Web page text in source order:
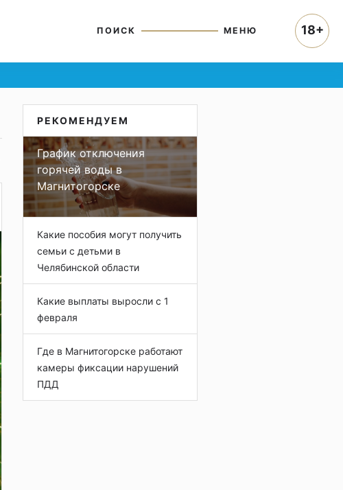
ПОИСК МЕНЮ
РЕКОМЕНДУЕМ
График отключения
горячей воды в
Магнитогорске
Какие пособия могут получить
семьи с детьми в
Челябинской области
Какие выплаты выросли с 1
февраля
Где в Магнитогорске работают
камеры фиксации нарушений
ПДД
18+